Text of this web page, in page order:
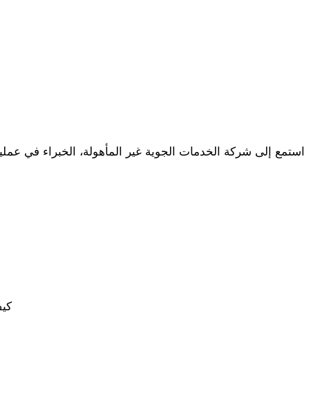
استمع إلى شركة الخدمات الجوية غير المأهولة، الخبراء في